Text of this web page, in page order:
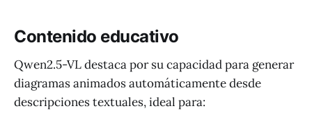
Contenido educativo
Qwen2.5-VL destaca por su capacidad para generar
diagramas animados automáticamente desde
descripciones textuales, ideal para: